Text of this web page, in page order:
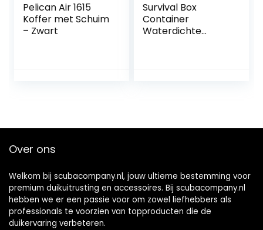
Pelican Air 1615
Koffer met Schuim
– Zwart
Survival Box
Container
Waterdichte
Over ons
Welkom bij scubacompany.nl, jouw ultieme bestemming voor
premium duikuitrusting en accessoires. Bij scubacompany.nl
hebben we er een passie voor om zowel liefhebbers als
professionals te voorzien van topproducten die de
duikervaring verbeteren.